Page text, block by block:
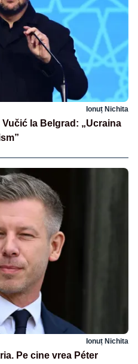
Ionuț Nichita
la Belgrad: „Ucraina
Ionuț Nichita
Pe cine vrea Péter